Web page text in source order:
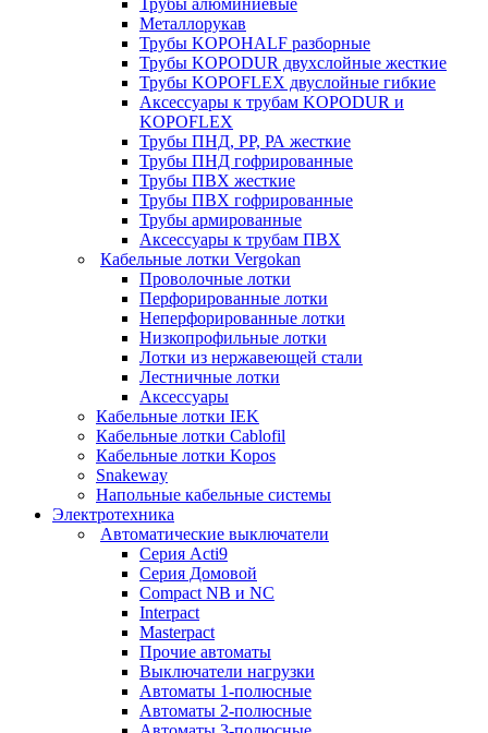
Металлорукав
Трубы KOPOHALF разборные
Трубы KOPODUR двухслойные жесткие
Трубы KOPOFLEX двуслойные гибкие
Аксессуары к трубам KOPODUR и
KOPOFLEX
Трубы ПНД, РР, РА жесткие
Трубы ПНД гофрированные
Трубы ПВХ жесткие
Трубы ПВХ гофрированные
Трубы армированные
Аксессуары к трубам ПВХ
Кабельные лотки Vergokan
Проволочные лотки
Перфорированные лотки
Неперфорированные лотки
Низкопрофильные лотки
Лотки из нержавеющей стали
Лестничные лотки
Аксессуары
Кабельные лотки IEK
Кабельные лотки Cablofil
Кабельные лотки Kopos
Snakeway
Напольные кабельные системы
Электротехника
Автоматические выключатели
Серия Acti9
Серия Домовой
Compact NB и NC
Interpact
Masterpact
Прочие автоматы
Выключатели нагрузки
Автоматы 1-полюсные
Автоматы 2-полюсные